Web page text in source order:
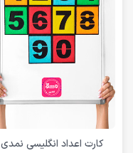
کارت اعداد انگلیسی نمدی